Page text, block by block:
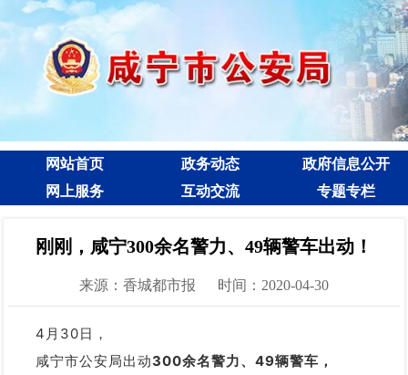
网站首页 政务动态
政府信息公开
网上服务
互动交流 专题专栏
刚刚，咸宁300余名警力、49辆警车出动！
来源：香城都市报 时间：2020-04-30
4月30日，
咸宁市公安局出动300余名警力、49辆警车，